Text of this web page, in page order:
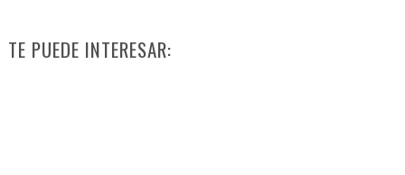
TE PUEDE INTERESAR: